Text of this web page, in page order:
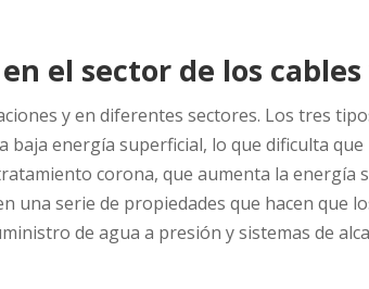
el sector de los
y en diferentes sectores. Los tres
baja energía superficial, lo que dificulta
corona, que aumenta la energía
una serie de propiedades que hacen que
de agua a presión y sistemas de